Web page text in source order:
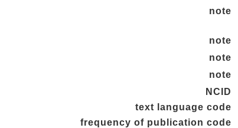
note
note
note
note
NCID
text language code
frequency of publication code